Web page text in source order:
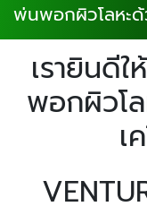
พ่นพอกผิวโลหะด้
เรายินดี
พอกผิวโ
เ